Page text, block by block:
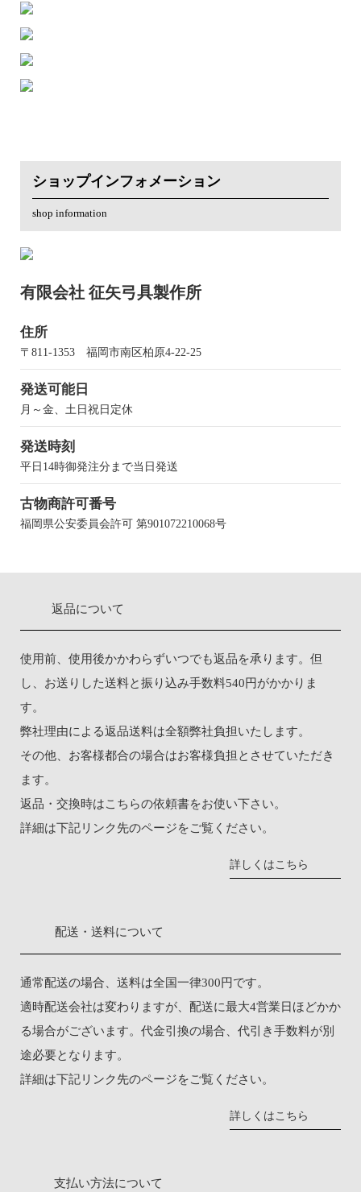
ショップインフォメーション
shop information
有限会社 征矢弓具製作所
住所
〒811-1353 福岡市南区柏原4-22-25
発送可能日
月～金、土日祝日定休
発送時刻
平日14時御発注分まで当日発送
古物商許可番号
福岡県公安委員会許可 第901072210068号
返品について
使用前、使用後かかわらずいつでも返品を承ります。但
し、お送りした送料と振り込み手数料540円がかかりま
す。
弊社理由による返品送料は全額弊社負担いたします。
その他、お客様都合の場合はお客様負担とさせていただき
ます。
返品・交換時はこちらの依頼書をお使い下さい。
詳細は下記リンク先のページをご覧ください。
詳しくはこちら
配送・送料について
通常配送の場合、送料は全国一律300円です。
適時配送会社は変わりますが、配送に最大4営業日ほどかか
る場合がございます。代金引換の場合、代引き手数料が別
途必要となります。
詳細は下記リンク先のページをご覧ください。
詳しくはこちら
支払い方法について